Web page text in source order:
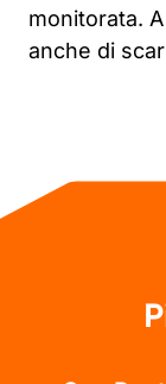
monitorata.
anche di